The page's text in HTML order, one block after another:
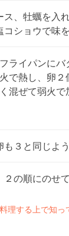
ス、牡蠣を入
ショウで味
フライパンにバ
火で熱し、卵
く混ぜて弱火で
３と同じよう
の順にのせ
理する上で知っ